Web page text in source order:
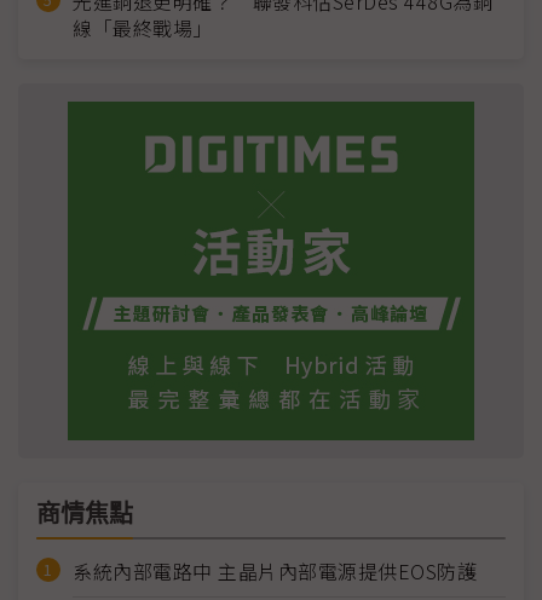
線「最終戰場」
商情焦點
系統內部電路中 主晶片內部電源提供EOS防護